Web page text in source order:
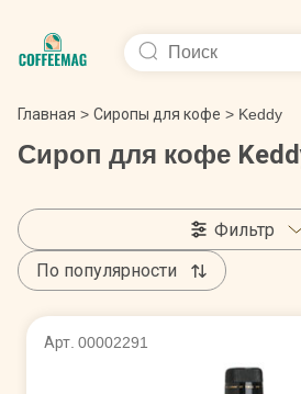
Главная > Сиропы для кофе > Keddy
Сироп для кофе
Фильтр
По популярности
Арт. 00002291